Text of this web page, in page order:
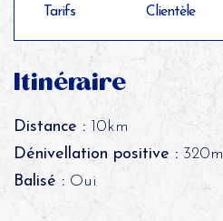
Tarifs Clientèle
Itinéraire
Distance :10km
Dénivellation positive :320m
Balisé :Oui